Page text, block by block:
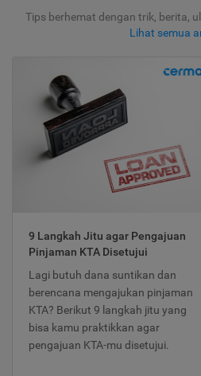
Tips berhemat dengan trik, berita,
Lihat semua
9 Langkah Jitu agar Pengajuan
Pinjaman KTA Disetujui
Lagi butuh dana suntikan dan
berencana mengajukan pinjaman
KTA? Berikut 9 langkah jitu yang
bisa kamu praktikkan agar
pengajuan KTA-mu disetujui.